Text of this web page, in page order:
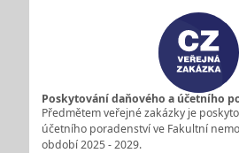
Poskytování daňového a účetního
Předmětem veřejné zakázky je
účetního poradenství ve Fakultní
období 2025 - 2029.